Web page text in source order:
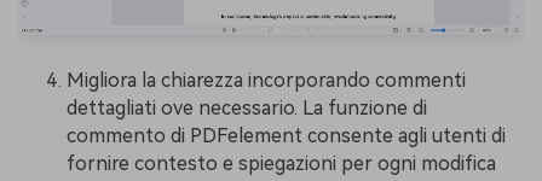
Migliora la chiarezza incorporando commenti
dettagliati ove necessario. La funzione di
commento di PDFelement consente agli utenti di
fornire contesto e spiegazioni per ogni modifica